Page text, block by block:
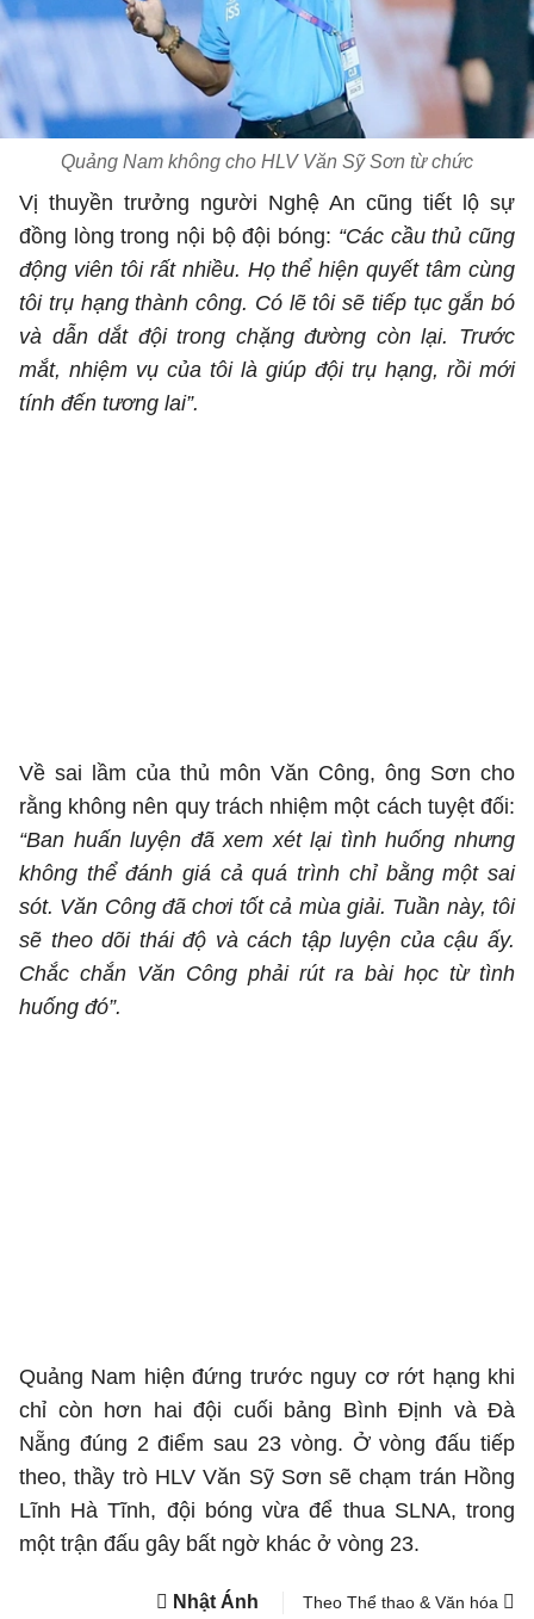
Quảng Nam không cho HLV Văn Sỹ Sơn từ chức
Vị thuyền trưởng người Nghệ An cũng tiết lộ sự
đồng lòng trong nội bộ đội bóng: “Các cầu thủ cũng
động viên tôi rất nhiều. Họ thể hiện quyết tâm cùng
tôi trụ hạng thành công. Có lẽ tôi sẽ tiếp tục gắn bó
và dẫn dắt đội trong chặng đường còn lại. Trước
mắt, nhiệm vụ của tôi là giúp đội trụ hạng, rồi mới
tính đến tương lai”.
Về sai lầm của thủ môn Văn Công, ông Sơn cho
rằng không nên quy trách nhiệm một cách tuyệt đối:
“Ban huấn luyện đã xem xét lại tình huống nhưng
không thể đánh giá cả quá trình chỉ bằng một sai
sót. Văn Công đã chơi tốt cả mùa giải. Tuần này, tôi
sẽ theo dõi thái độ và cách tập luyện của cậu ấy.
Chắc chắn Văn Công phải rút ra bài học từ tình
huống đó”.
Quảng Nam hiện đứng trước nguy cơ rớt hạng khi
chỉ còn hơn hai đội cuối bảng Bình Định và Đà
Nẵng đúng 2 điểm sau 23 vòng. Ở vòng đấu tiếp
theo, thầy trò HLV Văn Sỹ Sơn sẽ chạm trán Hồng
Lĩnh Hà Tĩnh, đội bóng vừa để thua SLNA, trong
một trận đấu gây bất ngờ khác ở vòng 23.
Nhật Ánh Theo Thể thao & Văn hóa